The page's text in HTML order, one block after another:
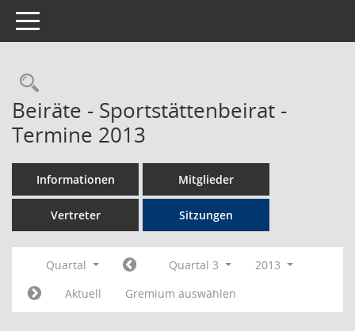
Toggle navigation
Rechercheauswahl
Beiräte - Sportstättenbeirat -
Termine 2013
Informationen Mitglieder
Vertreter Sitzungen
Quartal Quartal 3
2013
Aktuell
Gremium auswählen